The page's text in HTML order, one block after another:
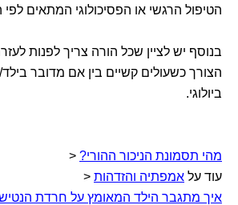
הטיפול הרגשי או הפסיכולוגי המתאים לפי
בנוסף יש לציין שכל הורה צריך לפנות
הצורך כשעולים קשיים בין אם מדובר
ביולוגי.
מהי תסמונת הניכור ההורי? <
עוד על אמפתיה והזדהות <
איך מתגבר הילד המאומץ על חרדת